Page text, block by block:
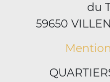
du
59650